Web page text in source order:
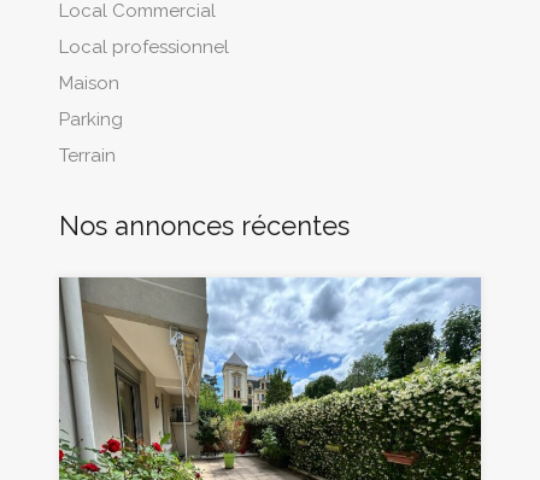
Local Commercial
Local professionnel
Maison
Parking
Terrain
Nos annonces récentes